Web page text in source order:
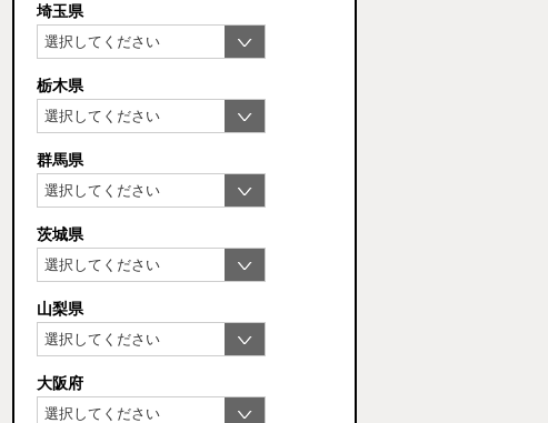
埼玉県
栃木県
群馬県
茨城県
山梨県
大阪府